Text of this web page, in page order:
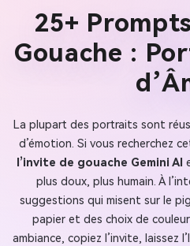
25+
Gouache :
La plupart des portraits sont
d’émotion. Si vous recherchez
l’invite de gouache Gemini AI
plus doux, plus humain. À
suggestions qui misent sur le
papier et des choix de
ambiance, copiez l’invite, laissez